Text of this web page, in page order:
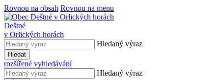
Rovnou na obsah Rovnou na menu
Deštné
v Orlických horách
Hledaný výraz
Hledat
rozšířené vyhledávání
Hledaný výraz